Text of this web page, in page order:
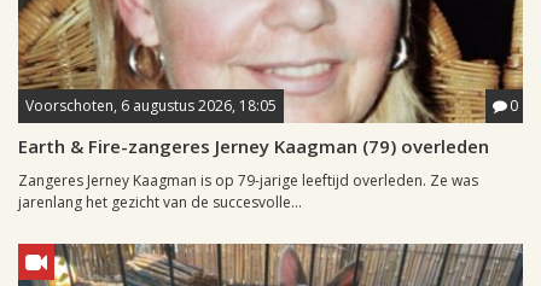
Voorschoten, 6 augustus 2026, 18:05 0
Earth & Fire-zangeres Jerney Kaagman (79) overleden
Zangeres Jerney Kaagman is op 79-jarige leeftijd overleden. Ze was
jarenlang het gezicht van de succesvolle...